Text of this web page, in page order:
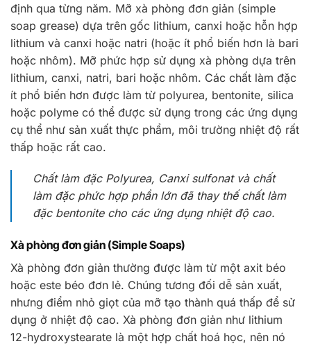
định qua từng năm. Mỡ xà phòng đơn giản (simple
soap grease) dựa trên gốc lithium, canxi hoặc hỗn hợp
lithium và canxi hoặc natri (hoặc ít phổ biến hơn là bari
hoặc nhôm). Mỡ phức hợp sử dụng xà phòng dựa trên
lithium, canxi, natri, bari hoặc nhôm. Các chất làm đặc
ít phổ biến hơn được làm từ polyurea, bentonite, silica
hoặc polyme có thể được sử dụng trong các ứng dụng
cụ thể như sản xuất thực phẩm, môi trường nhiệt độ rất
thấp hoặc rất cao.
Chất làm đặc Polyurea, Canxi sulfonat và chất
làm đặc phức hợp phần lớn đã thay thế chất làm
đặc bentonite cho các ứng dụng nhiệt độ cao.
Xà phòng đơn giản (Simple Soaps)
Xà phòng đơn giản thường được làm từ một axit béo
hoặc este béo đơn lẻ. Chúng tương đối dễ sản xuất,
nhưng điểm nhỏ giọt của mỡ tạo thành quá thấp để sử
dụng ở nhiệt độ cao. Xà phòng đơn giản như lithium
12-hydroxystearate là một hợp chất hoá học, nên nó